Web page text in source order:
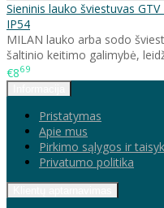
Sieninis lauko šviestuvas
IP54
MILAN lauko arba sodo
šaltinio keitimo galimybė,
€869
Pristatymas
Apie mus
Pirkimo sąlygos ir
Privatumo politika